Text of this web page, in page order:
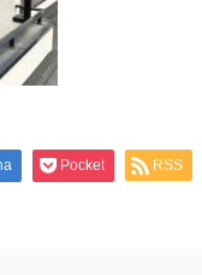
Pocket RSS